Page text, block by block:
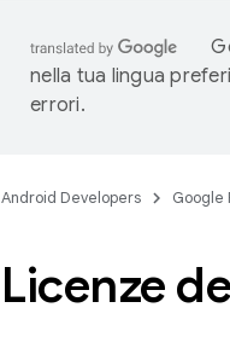
nella tua lingua
errori.
Android Developers Google
Licenze